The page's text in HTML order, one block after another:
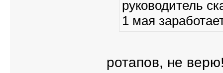
руководитель
1 мая
ротапов, не